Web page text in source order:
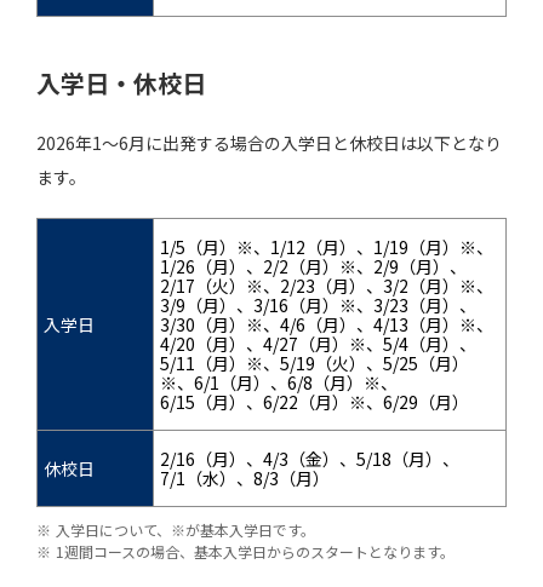
入学日・休校日
2026年1～6月に出発する場合の入学日と休校日は以下となり
ます。
入学日
1/5（月）※、1/12（月）、1/19（月）※、
1/26（月）、2/2（月）※、2/9（月）、
2/17（火）※、2/23（月）、3/2（月）※、
3/9（月）、3/16（月）※、3/23（月）、
3/30（月）※、4/6（月）、4/13（月）※、
4/20（月）、4/27（月）※、5/4（月）、
5/11（月）※、5/19（火）、5/25（月）
※、6/1（月）、6/8（月）※、
6/15（月）、6/22（月）※、6/29（月）
休校日
2/16（月）、4/3（金）、5/18（月）、
7/1（水）、8/3（月）
入学日について、※が基本入学日です。
1週間コースの場合、基本入学日からのスタートとなります。